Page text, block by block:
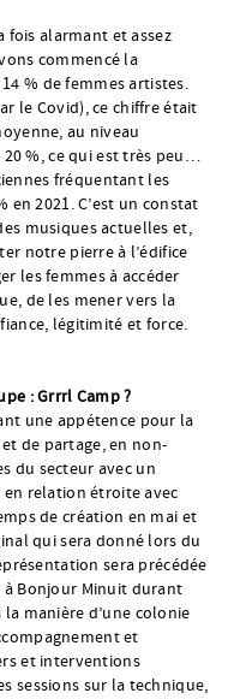
fois alarmant et assez
commencé la
% de femmes artistes.
le Covid), ce chiffre était
au niveau
%, ce qui est très peu…
fréquentant les
2021. C’est un constat
musiques actuelles et,
notre pierre à l’édifice
les femmes à accéder
de les mener vers la
légitimité et force.
: Grrrl Camp ?
une appétence pour la
de partage, en non-
du secteur avec un
relation étroite avec
de création en mai et
qui sera donné lors du
sera précédée
à Bonjour Minuit durant
manière d’une colonie
et
et interventions
sessions sur la technique,